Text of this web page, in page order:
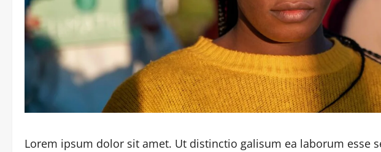
Lorem ipsum dolor sit amet. Ut distinctio galisum ea laborum esse